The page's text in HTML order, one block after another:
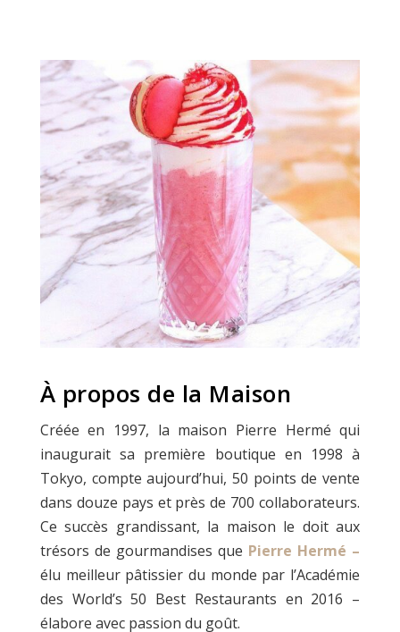
À propos de la Maison
Créée en 1997, la maison Pierre Hermé qui
inaugurait sa première boutique en 1998 à
Tokyo, compte aujourd’hui, 50 points de vente
dans douze pays et près de 700 collaborateurs.
Ce succès grandissant, la maison le doit aux
trésors de gourmandises que Pierre Hermé –
élu meilleur pâtissier du monde par l’Académie
des World’s 50 Best Restaurants en 2016 –
élabore avec passion du goût.